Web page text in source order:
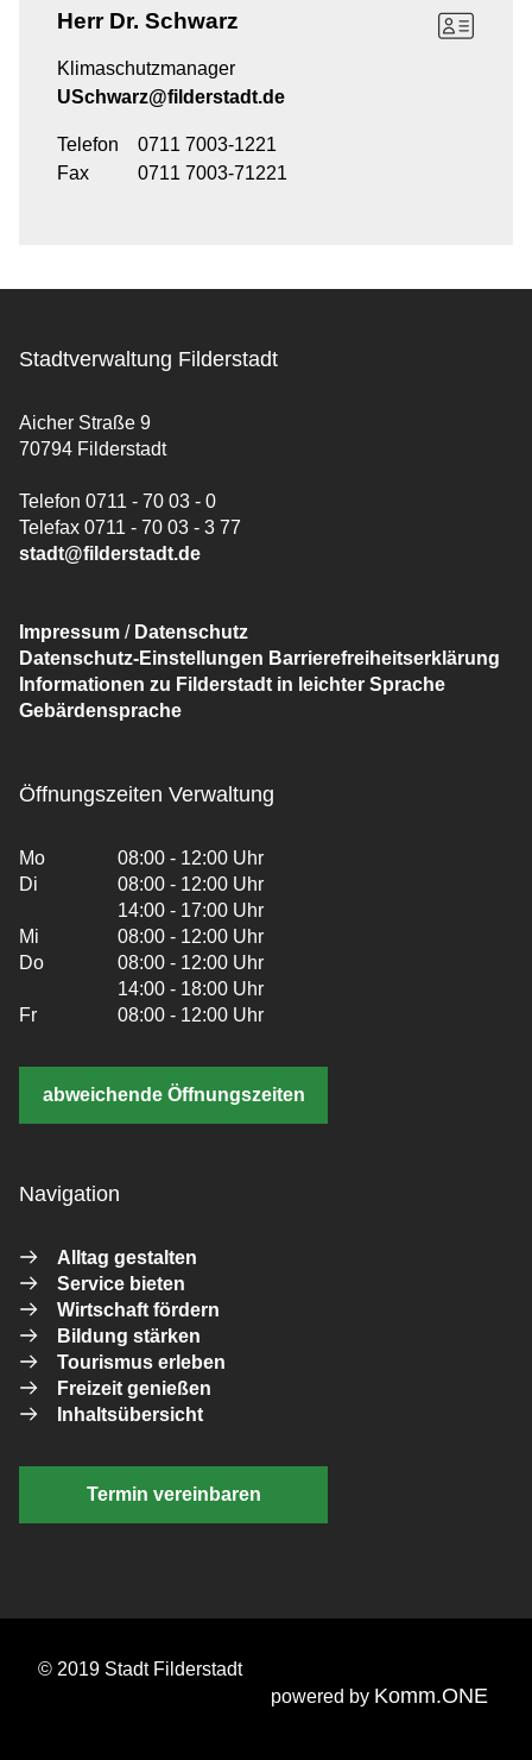
Herr Dr. Schwarz
Klimaschutzmanager
USchwarz@filderstadt.de
Telefon
0711 7003-1221
Fax
0711 7003-71221
Stadtverwaltung Filderstadt
Aicher Straße 9
70794 Filderstadt
Telefon 0711 - 70 03 - 0
Telefax 0711 - 70 03 - 3 77
stadt@filderstadt.de
Impressum / Datenschutz
Datenschutz-Einstellungen Barrierefreiheitserklärung
Informationen zu Filderstadt in leichter Sprache
Gebärdensprache
Öffnungszeiten Verwaltung
Mo
08:00 - 12:00 Uhr
Di
08:00 - 12:00 Uhr
14:00 - 17:00 Uhr
Mi
08:00 - 12:00 Uhr
Do
08:00 - 12:00 Uhr
14:00 - 18:00 Uhr
Fr
08:00 - 12:00 Uhr
abweichende Öffnungszeiten
Navigation
Alltag gestalten
Service bieten
Wirtschaft fördern
Bildung stärken
Tourismus erleben
Freizeit genießen
Inhaltsübersicht
Termin vereinbaren
© 2019 Stadt Filderstadt
powered by Komm.ONE